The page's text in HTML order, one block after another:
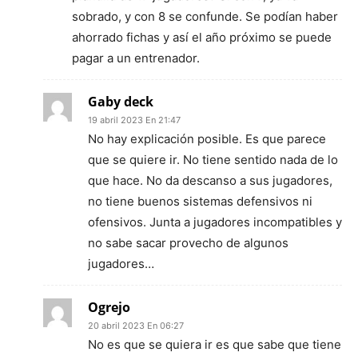
sobrado, y con 8 se confunde. Se podían haber
ahorrado fichas y así el año próximo se puede
pagar a un entrenador.
Gaby deck
19 abril 2023 En 21:47
No hay explicación posible. Es que parece
que se quiere ir. No tiene sentido nada de lo
que hace. No da descanso a sus jugadores,
no tiene buenos sistemas defensivos ni
ofensivos. Junta a jugadores incompatibles y
no sabe sacar provecho de algunos
jugadores…
Ogrejo
20 abril 2023 En 06:27
No es que se quiera ir es que sabe que tiene